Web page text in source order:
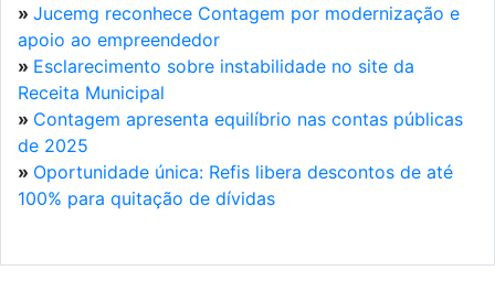
» Jucemg reconhece Contagem por modernização e
apoio ao empreendedor
» Esclarecimento sobre instabilidade no site da
Receita Municipal
» Contagem apresenta equilíbrio nas contas públicas
de 2025
» Oportunidade única: Refis libera descontos de até
100% para quitação de dívidas